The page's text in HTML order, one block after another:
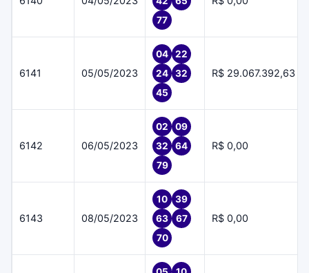
77
6141 05/05/2023
04
22
24
32
45
R$ 29.067.392,63
6142 06/05/2023
02
09
32
64
79
R$ 0,00
6143 08/05/2023
10
39
63
67
70
R$ 0,00